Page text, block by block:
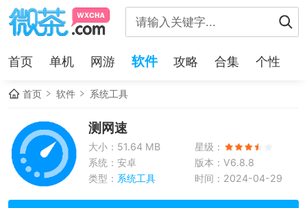
首页 单机 网游 软件 攻略 合集 个性
首页 软件 系统工具
测网速
大小：51.64 MB
星级：
系统：安卓
版本：V6.8.8
类型： 系统工具 时间：2024-04-29